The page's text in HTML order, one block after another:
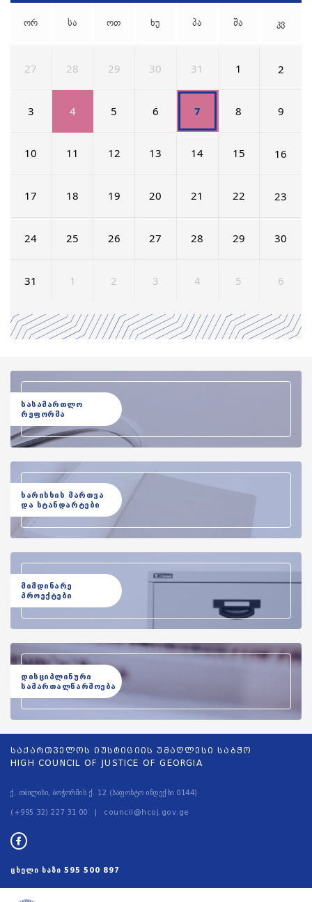
ორ სა ოთ ხუ პა შა კვ
27 28 29 30 31 1 2
3 4 5 6 7 8 9
10 11 12 13 14 15 16
17 18 19 20 21 22 23
24 25 26 27 28 29 30
31 1 2 3 4 5 6
სასამართლო
რეფორმა
ხარისხის მართვა
და სტანდარტები
მიმდინარე
პროექტები
დისციპლინური
სამართალწარმოება
საქართველოს იუსტიციის უმაღლესი საბჭო
HIGH COUNCIL OF JUSTICE OF GEORGIA
ქ. თბილისი, ბოჭორმის ქ. 12 (საფოსტო ინდექსი 0144)
(+995 32) 227 31 00 council@hcoj.gov.ge
ცხელი ხაზი 595 500 897